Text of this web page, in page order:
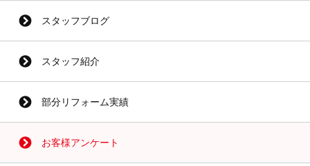
スタッフブログ
スタッフ紹介
部分リフォーム実績
お客様アンケート